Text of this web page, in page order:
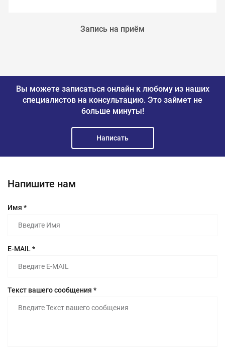
Запись на приём
Вы можете записаться онлайн к любому из наших
специалистов на консультацию. Это займет не
больше минуты!
Написать
Напишите нам
Имя *
E-MAIL *
Текст вашего сообщения *